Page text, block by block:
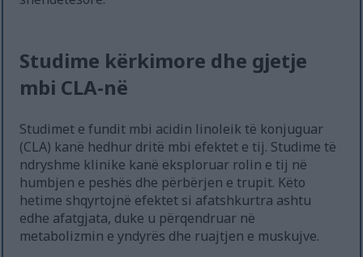
Studime kërkimore dhe gjetje
mbi CLA-në
Studimet e fundit mbi acidin linoleik të konjuguar
(CLA) kanë hedhur dritë mbi efektet e tij. Studime të
ndryshme klinike kanë eksploruar rolin e tij në
humbjen e peshës dhe përbërjen e trupit. Këto
hetime shqyrtojnë efektet si afatshkurtra ashtu
edhe afatgjata, duke u përqendruar në
metabolizmin e yndyrës dhe ruajtjen e muskujve.